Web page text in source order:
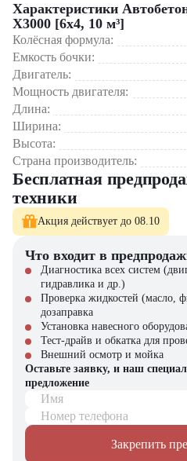
Простота обслуживания
Сфера применения:
Строительства в городской черте
Реконструкции объектов
Жилищного строительства
Ремонтных работ
Строительства малоэтажных
Автобетоносмеситель
приобрести в компании "
спецтехники. Мы предлагаем
документов и гарантийным
В каталоге "
" представлен
специалисты помогут подобрать
задач и обеспечат полное
Характеристики
X3000 [6x4, 10 м³]
Колёсная формула:
Емкость бочки:
Двигатель:
Мощность двигателя:
Длина:
Ширина:
Высота:
Страна производитель:
Бесплатная
техники
Акция действует до 08.10
Что входит в
Диагностика всех систем
гидравлика и др.)
Проверка жидкостей (масло,
дозаправка
Установка навесного
Тест-драйв и обкатка для
Внешний осмотр и мойка
Оставьте заявку, и наш
предложение
Имя
Номер телефона
Закрепить